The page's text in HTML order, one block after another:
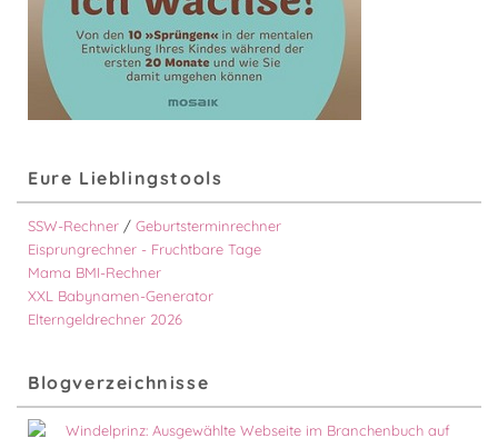
Eure Lieblingstools
SSW-Rechner / Geburtsterminrechner
Eisprungrechner - Fruchtbare Tage
Mama BMI-Rechner
XXL Babynamen-Generator
Elterngeldrechner 2026
Blogverzeichnisse